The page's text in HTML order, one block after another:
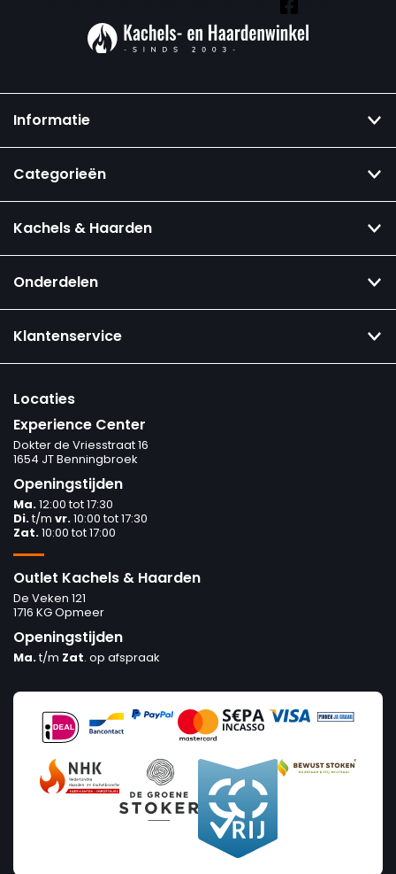
Informatie
Categorieën
Kachels & Haarden
Onderdelen
Klantenservice
Locaties
Experience Center
Dokter de Vriesstraat 16
1654 JT Benningbroek
Openingstijden
Ma.12:00 tot 17:30
Di.t/m vr.10:00 tot 17:30
Zat.10:00 tot 17:00
Outlet Kachels & Haarden
De Veken 121
1716 KG Opmeer
Openingstijden
Ma.t/m Zat. op afspraak